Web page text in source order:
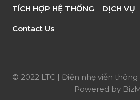
TÍCH HỢP HỆ THỐNG DỊCH VỤ
Contact Us
© 2022 LTC | Điện nhẹ viễn
Powered by